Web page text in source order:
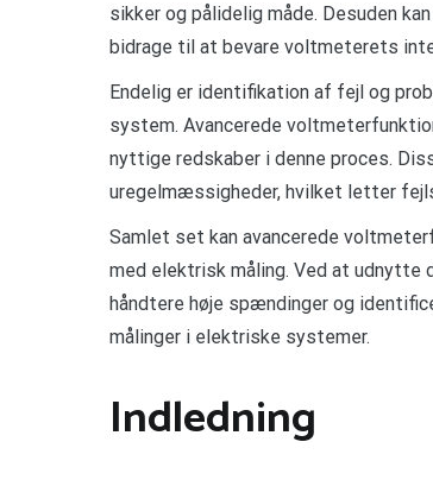
sikker og pålidelig måde. Desuden
bidrage til at bevare voltmeterets
Endelig er identifikation af fejl og
system. Avancerede
nyttige redskaber i denne proces.
uregelmæssigheder, hvilket letter
Samlet set kan avancerede
med elektrisk måling. Ved at udnytte
håndtere høje spændinger og
målinger i elektriske systemer.
Indledning